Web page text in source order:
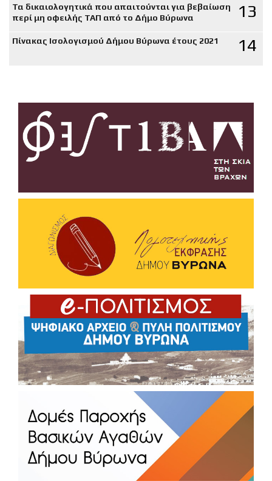
Τα δικαιολογητικά που απαιτούνται για βεβαίωση
περί μη οφειλής ΤΑΠ από το Δήμο Βύρωνα
13
Πίνακας Ισολογισμού Δήμου Βύρωνα έτους 2021 14